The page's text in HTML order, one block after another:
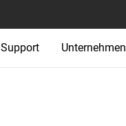
Support Unternehmen